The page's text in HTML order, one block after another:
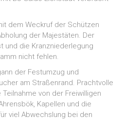
dem Weckruf der Schützen
der Majestäten. Der
und die Kranzniederlegung
nicht fehlen.
der Festumzug und
am Straßenrand. Prachtvolle
von der Freiwilligen
Kapellen und die
viel Abwechslung bei den